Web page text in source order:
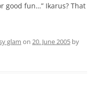
good fun…” Ikarus? That
glam on 20. June 2005 by